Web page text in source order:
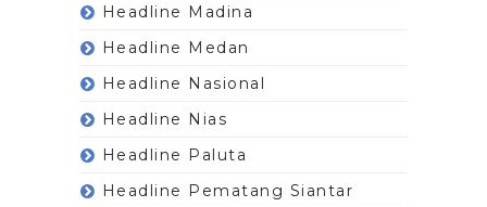
Headline Madina
Headline Medan
Headline Nasional
Headline Nias
Headline Paluta
Headline Pematang Siantar